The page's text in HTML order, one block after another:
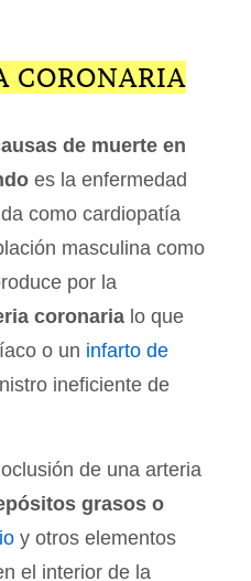
CORONARIA
de muerte en
es la enfermedad
como cardiopatía
masculina como
por la
coronaria lo que
o un infarto de
ineficiente de
de una arteria
grasos o
y otros elementos
el interior de la